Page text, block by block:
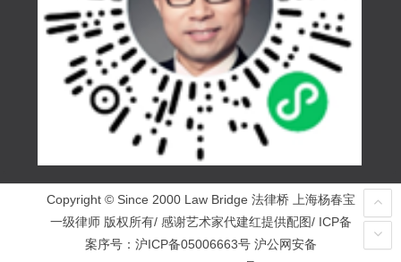
Copyright © Since 2000 Law Bridge 法律桥 上海杨春宝
一级律师 版权所有/ 感谢艺术家代建红提供配图/ ICP备
案序号： 沪ICP备05006663号 沪公网安备